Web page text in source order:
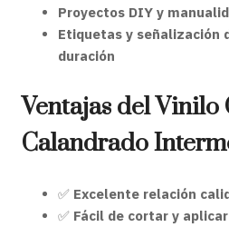
Proyectos DIY y
Etiquetas y señalización
duración
Ventajas del Vinilo
Calandrado
✅ Excelente relación
✅ Fácil de cortar y aplicar